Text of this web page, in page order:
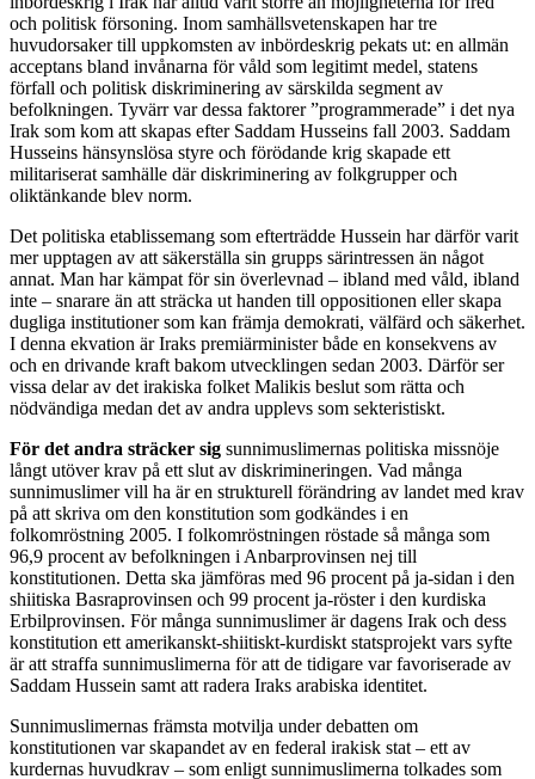
och politisk försoning. Inom samhällsvetenskapen har tre
huvudorsaker till uppkomsten av inbördeskrig pekats ut: en allmän
acceptans bland invånarna för våld som legitimt medel, statens
förfall och politisk diskriminering av särskilda segment av
befolkningen. Tyvärr var dessa faktorer ”programmerade” i det nya
Irak som kom att skapas efter Saddam Husseins fall 2003. Saddam
Husseins hänsynslösa styre och förödande krig skapade ett
militariserat samhälle där diskriminering av folkgrupper och
oliktänkande blev norm.
Det politiska etablissemang som efterträdde Hussein har därför varit
mer upptagen av att säkerställa sin grupps särintressen än något
annat. Man har kämpat för sin överlevnad – ibland med våld, ibland
inte – snarare än att sträcka ut handen till oppositionen eller skapa
dugliga institutioner som kan främja demokrati, välfärd och säkerhet.
I denna ekvation är Iraks premiärminister både en konsekvens av
och en drivande kraft bakom utvecklingen sedan 2003. Därför ser
vissa delar av det irakiska folket Malikis beslut som rätta och
nödvändiga medan det av andra upplevs som sekteristiskt.
För det andra sträcker sig sunnimuslimernas politiska missnöje
långt utöver krav på ett slut av diskrimineringen. Vad många
sunnimuslimer vill ha är en strukturell förändring av landet med krav
på att skriva om den konstitution som godkändes i en
folkomröstning 2005. I folkomröstningen röstade så många som
96,9 procent av befolkningen i Anbarprovinsen nej till
konstitutionen. Detta ska jämföras med 96 procent på ja-sidan i den
shiitiska Basraprovinsen och 99 procent ja-röster i den kurdiska
Erbilprovinsen. För många sunnimuslimer är dagens Irak och dess
konstitution ett amerikanskt-shiitiskt-kurdiskt statsprojekt vars syfte
är att straffa sunnimuslimerna för att de tidigare var favoriserade av
Saddam Hussein samt att radera Iraks arabiska identitet.
Sunnimuslimernas främsta motvilja under debatten om
konstitutionen var skapandet av en federal irakisk stat – ett av
kurdernas huvudkrav – som enligt sunnimuslimerna tolkades som